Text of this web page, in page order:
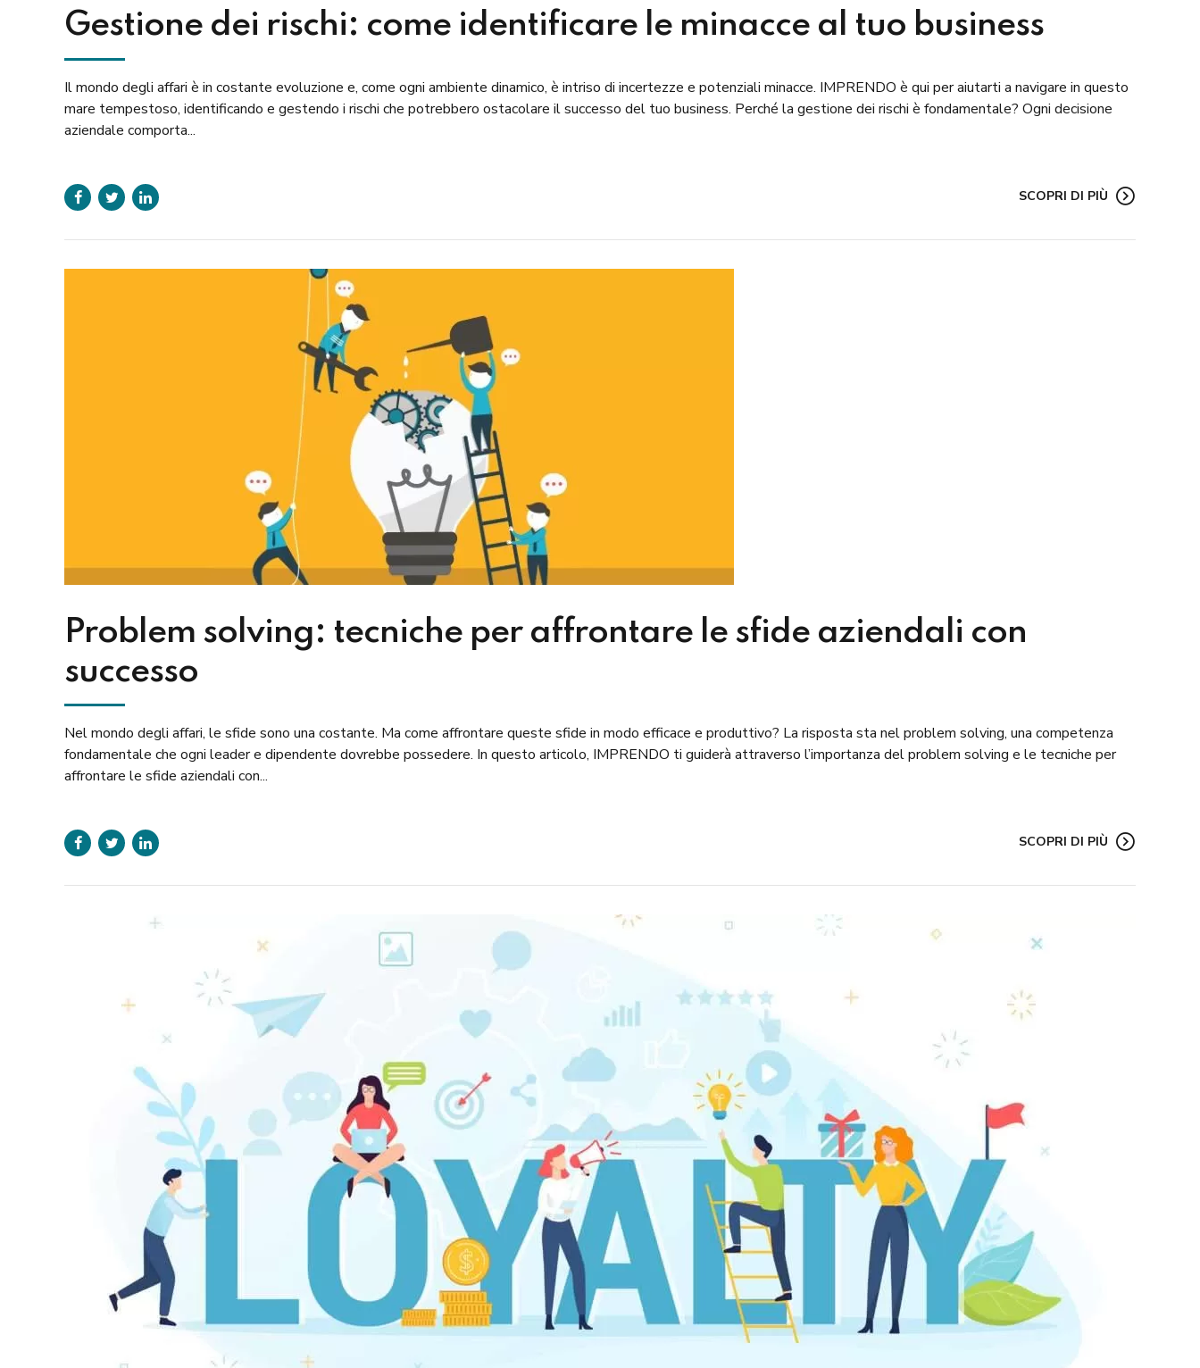
Gestione dei rischi: come identificare le minacce al tuo business
Il mondo degli affari è in costante evoluzione e, come ogni ambiente dinamico, è intriso di incertezze e potenziali minacce. IMPRENDO è qui per aiutarti a navigare in questo
mare tempestoso, identificando e gestendo i rischi che potrebbero ostacolare il successo del tuo business. Perché la gestione dei rischi è fondamentale? Ogni decisione
aziendale comporta...
SCOPRI DI PIÙ
Problem solving: tecniche per affrontare le sfide aziendali con
successo
Nel mondo degli affari, le sfide sono una costante. Ma come affrontare queste sfide in modo efficace e produttivo? La risposta sta nel problem solving, una competenza
fondamentale che ogni leader e dipendente dovrebbe possedere. In questo articolo, IMPRENDO ti guiderà attraverso l’importanza del problem solving e le tecniche per
affrontare le sfide aziendali con...
SCOPRI DI PIÙ